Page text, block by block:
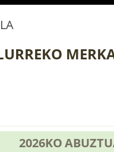
2026KO